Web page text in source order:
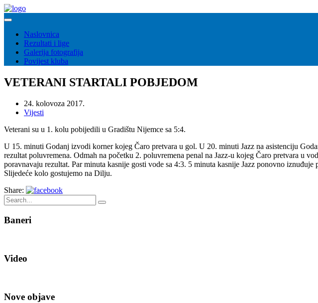
Naslovnica
Rezultati i lige
Galerija fotografija
Povijest kluba
VETERANI STARTALI POBJEDOM
24. kolovoza 2017.
Vijesti
Veterani su u 1. kolu pobijedili u Gradištu Nijemce sa 5:4.
U 15. minuti Godanj izvodi korner kojeg Čaro pretvara u gol. U 20. minuti Jazz na asistenciju
rezultat poluvremena. Odmah na početku 2. poluvremena penal na Jazz-u kojeg Čaro pretvara u
poravnavaju rezultat. Par minuta kasnije gosti vode sa 4:3. 5 minuta kasnije Jazz ponovno
Slijedeće kolo gostujemo na Dilju.
Share:
Baneri
Video
Nove objave